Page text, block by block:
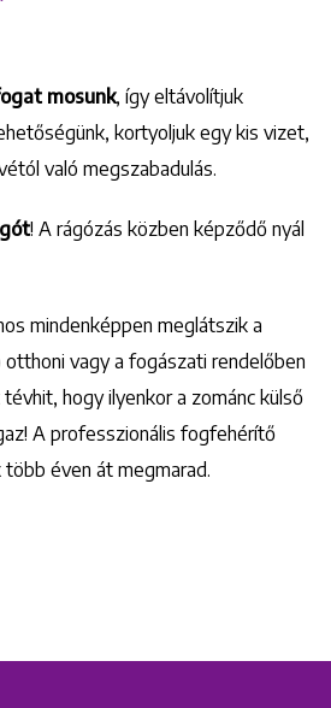
Keresés
mosunk, így eltávolítjuk
kortyoljuk egy kis vizet,
való megszabadulás.
! A rágózás közben képződő nyál
mindenképpen meglátszik a
vagy a fogászati rendelőben
hogy ilyenkor a zománc külső
A professzionális fogfehérítő
éven át megmarad.